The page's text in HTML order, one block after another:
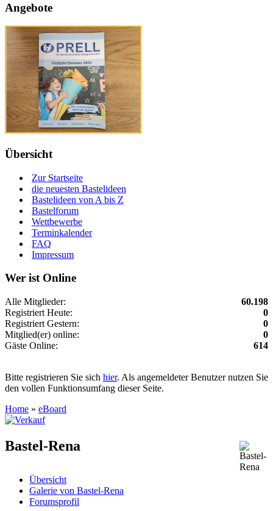
Angebote
Übersicht
Zur Startseite
die neuesten Bastelideen
Bastelideen von A bis Z
Bastelforum
Wettbewerbe
Terminkalender
FAQ
Impressum
Wer ist Online
Alle Mitglieder:
60.198
Registriert Heute:
0
Registriert Gestern:
0
Mitglied(er) online:
0
Gäste Online:
614
Bitte registrieren Sie sich hier. Als angemeldeter Benutzer nutzen Sie
den vollen Funktionsumfang dieser Seite.
Home » eBoard
Bastel-Rena
Übersicht
Galerie von Bastel-Rena
Forumsprofil